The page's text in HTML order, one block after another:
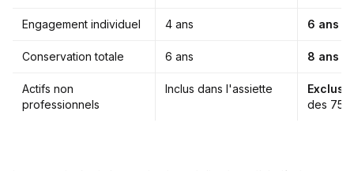
Engagement individuel 4 ans 6 ans
Conservation totale 6 ans 8 ans
Actifs non
professionnels
Inclus dans l'assiette Exclus
des 75